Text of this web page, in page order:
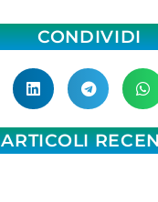
CONDIVIDI
ARTICOLI